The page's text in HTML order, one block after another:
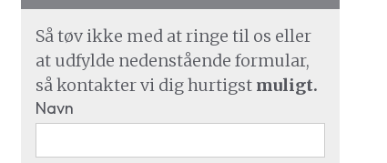
Så tøv ikke med at ringe til os eller
at udfylde nedenstående formular,
så kontakter vi dig hurtigst muligt.
Navn